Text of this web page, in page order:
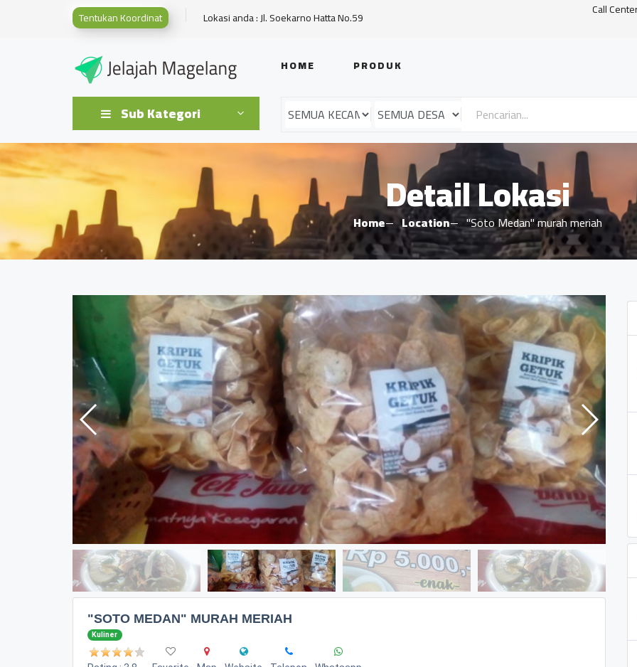
Tentukan Koordinat Lokasi anda : Jl. Soekarno Hatta No.59 Call
HOME PRODUK
Sub Kategori
Detail Lokasi
Home Location "Soto Medan" murah meriah
"SOTO MEDAN" MURAH MERIAH
Kuliner